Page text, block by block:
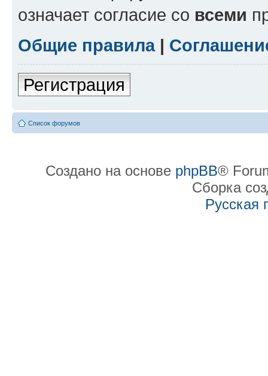
означает согласие со всеми
Общие правила|
Регистрация
Список форумов
Создано на основе phpBB®
Сборка
Русская